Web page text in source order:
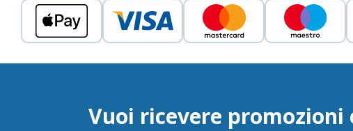
Vuoi ricevere promozioni